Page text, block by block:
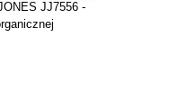
JJ7556 -